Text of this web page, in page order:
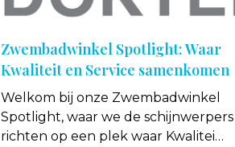
Zwembadwinkel Spotlight: Waar
Kwaliteit en Service samenkomen
Welkom bij onze Zwembadwinkel
Spotlight, waar we de schijnwerpers
richten op een plek waar Kwalitei…